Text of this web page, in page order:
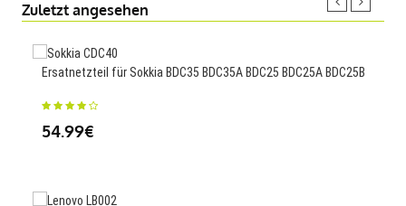
Zuletzt angesehen
Ersatnetzteil für Sokkia BDC35 BDC35A BDC25 BDC25A BDC25B
54.99€